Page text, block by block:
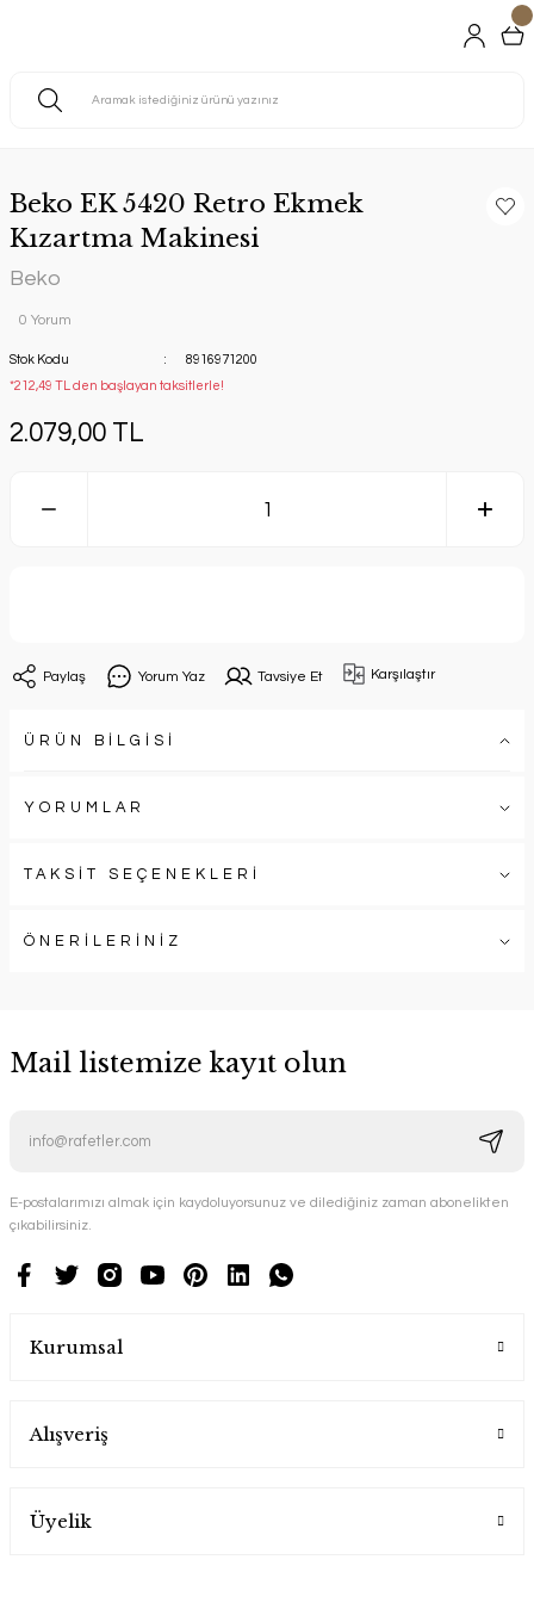
Beko EK 5420 Retro Ekmek
Kızartma Makinesi
Beko
0 Yorum
Stok Kodu
8916971200
*212,49 TL den başlayan taksitlerle!
2.079,00 TL
Paylaş Yorum Yaz Tavsiye Et Karşılaştır
ÜRÜN BİLGİSİ
YORUMLAR
TAKSİT SEÇENEKLERİ
ÖNERİLERİNİZ
Mail listemize kayıt olun
E-postalarımızı almak için kaydoluyorsunuz ve dilediğiniz zaman abonelikten
çıkabilirsiniz.
Kurumsal
Alışveriş
Üyelik